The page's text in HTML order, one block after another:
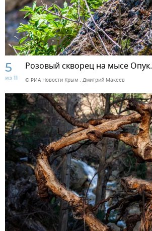
5
из 11
Розовый скворец на мысе Опук.
© РИА Новости Крым . Дмитрий Макеев